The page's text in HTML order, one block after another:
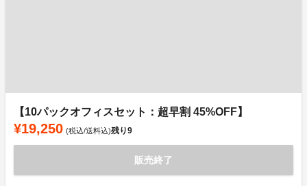
【10パックオフィスセット：超早割 45%OFF】
¥19,250 (税込/送料込)残り9
販売終了